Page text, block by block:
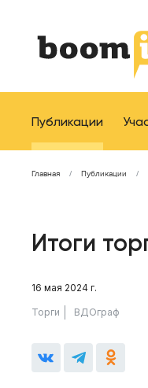
Публикации
Главная Публикации
Итоги
16 мая 2024 г.
Торги ВДОграф